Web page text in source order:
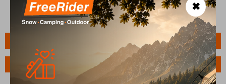
Ερώτηση για το προϊόν
✖